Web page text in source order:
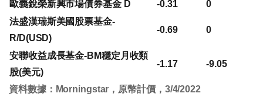
歐義銳榮新興市場債券基金 D -0.31
0
法盛漢瑞斯美國股票基金-
R/D(USD)
-0.69 0
安聯收益成長基金-BM穩定月收類
股(美元)
-1.17 -9.05
資料數據：Morningstar，原幣計價，3/4/2022